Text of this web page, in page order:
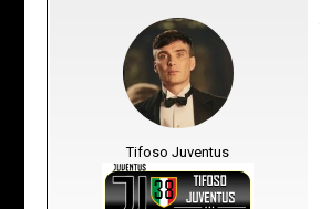
Tifoso Juventus